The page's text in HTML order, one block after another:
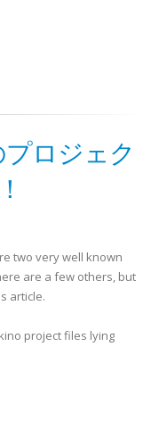
プロジェク
two very well known
are a few others, but
article.
project files lying